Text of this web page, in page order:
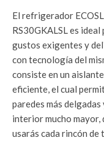
El refrigerador
RS30GKALSL es ideal
gustos exigentes y
con tecnología del
consiste en un
eficiente, el cual
paredes más delgadas
interior mucho mayor,
usarás cada rincón